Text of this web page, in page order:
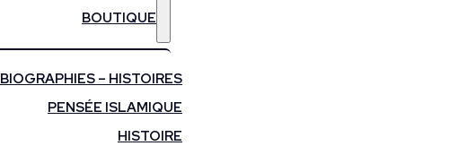
BOUTIQUE
BIOGRAPHIES – HISTOIRES
PENSÉE ISLAMIQUE
HISTOIRE